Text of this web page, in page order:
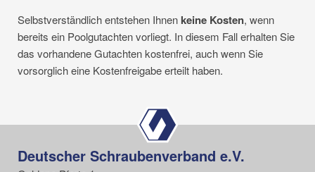
Selbstverständlich entstehen Ihnen keine Kosten, wenn
bereits ein Poolgutachten vorliegt. In diesem Fall erhalten Sie
das vorhandene Gutachten kostenfrei, auch wenn Sie
vorsorglich eine Kostenfreigabe erteilt haben.
Deutscher Schraubenverband e.V.